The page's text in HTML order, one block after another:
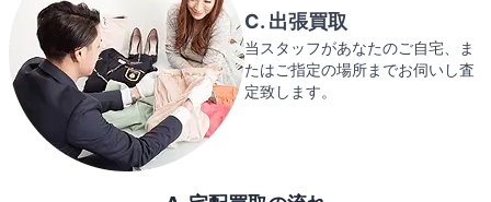
C. 出張買取
当スタッフがあなたのご自宅、ま
たはご指定の場所までお伺いし査
定致します。